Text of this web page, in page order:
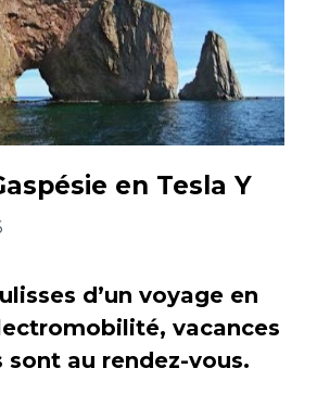
en Tesla Y
d’un voyage en
vacances
sont au rendez-vous.